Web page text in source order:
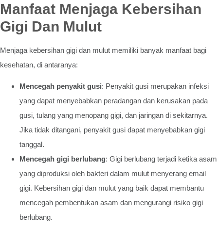
Manfaat Menjaga Kebersihan
Gigi Dan Mulut
Menjaga kebersihan gigi dan mulut memiliki banyak manfaat bagi
kesehatan, di antaranya:
Mencegah penyakit gusi: Penyakit gusi merupakan infeksi
yang dapat menyebabkan peradangan dan kerusakan pada
gusi, tulang yang menopang gigi, dan jaringan di sekitarnya.
Jika tidak ditangani, penyakit gusi dapat menyebabkan gigi
tanggal.
Mencegah gigi berlubang: Gigi berlubang terjadi ketika asam
yang diproduksi oleh bakteri dalam mulut menyerang email
gigi. Kebersihan gigi dan mulut yang baik dapat membantu
mencegah pembentukan asam dan mengurangi risiko gigi
berlubang.